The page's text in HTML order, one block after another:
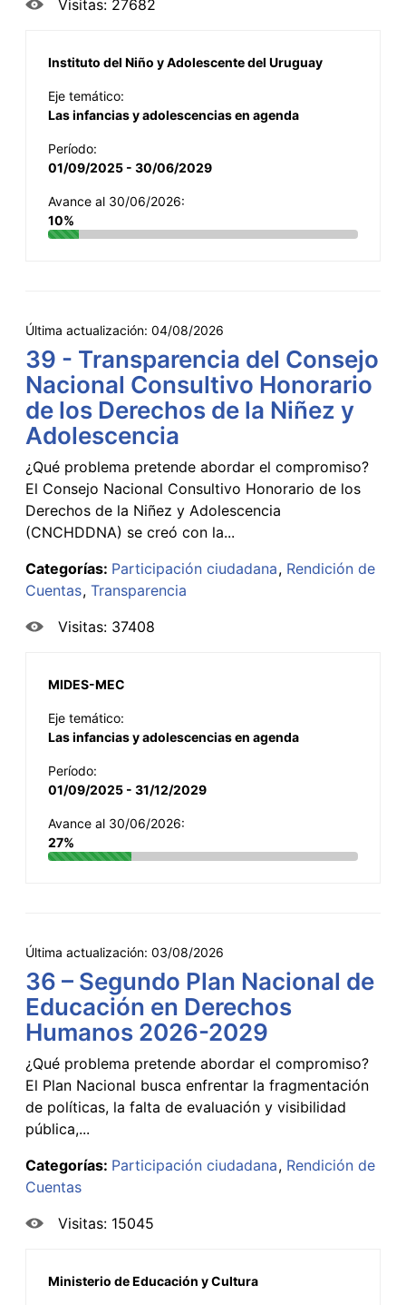
Visitas: 27682
Instituto del Niño y Adolescente del Uruguay
Eje temático:
Las infancias y adolescencias en agenda
Período:
01/09/2025 - 30/06/2029
Avance al 30/06/2026:
10%
Última actualización: 04/08/2026
39 - Transparencia del Consejo
Nacional Consultivo Honorario
de los Derechos de la Niñez y
Adolescencia
¿Qué problema pretende abordar el compromiso?
El Consejo Nacional Consultivo Honorario de los
Derechos de la Niñez y Adolescencia
(CNCHDDNA) se creó con la...
Categorías: Participación ciudadana Rendición de
Cuentas Transparencia
Visitas: 37408
MIDES-MEC
Eje temático:
Las infancias y adolescencias en agenda
Período:
01/09/2025 - 31/12/2029
Avance al 30/06/2026:
27%
Última actualización: 03/08/2026
36 – Segundo Plan Nacional de
Educación en Derechos
Humanos 2026-2029
¿Qué problema pretende abordar el compromiso?
El Plan Nacional busca enfrentar la fragmentación
de políticas, la falta de evaluación y visibilidad
pública,...
Categorías: Participación ciudadana Rendición de
Cuentas
Visitas: 15045
Ministerio de Educación y Cultura